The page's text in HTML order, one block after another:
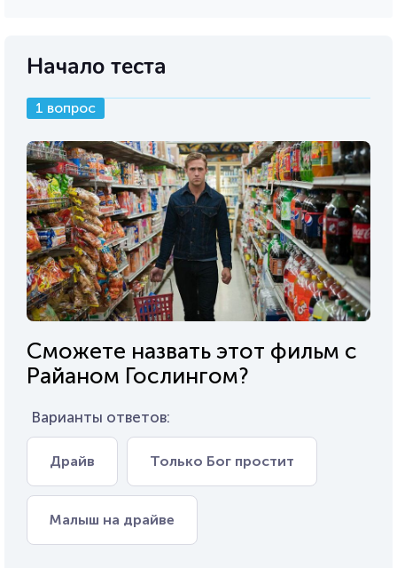
Начало теста
1 вопрос
Сможете назвать этот фильм с
Райаном Гослингом?
Варианты ответов:
Драйв Только Бог простит
Малыш на драйве